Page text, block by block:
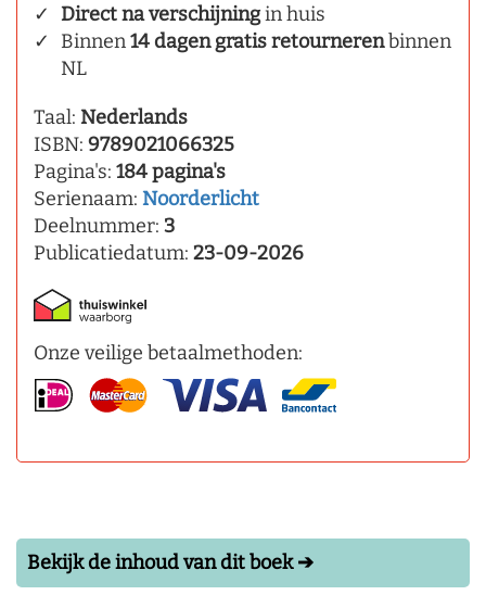
Direct na verschijningin huis
Binnen14 dagen gratis retournerenbinnen
NL
Taal: Nederlands
ISBN: 9789021066325
Pagina's: 184 pagina's
Serienaam: Noorderlicht
Deelnummer: 3
Publicatiedatum: 23-09-2026
Onze veilige betaalmethoden:
Bekijk de inhoud van dit boek ➔